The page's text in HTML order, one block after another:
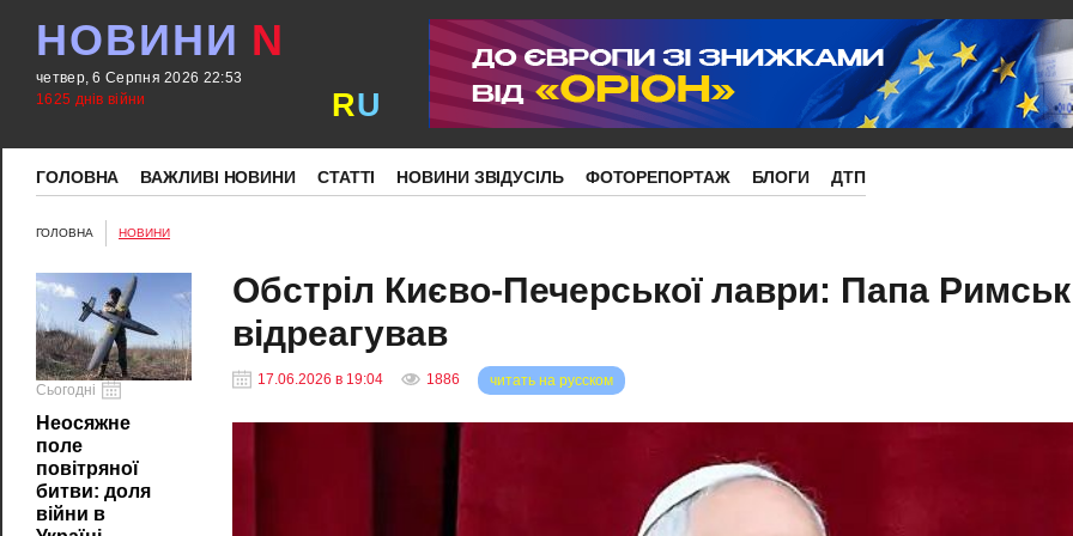
НОВИНИ N
четвер, 6 Серпня 2026 22:53
1625 днів війни
RU
ГОЛОВНА ВАЖЛИВІ НОВИНИ СТАТТІ НОВИНИ ЗВІДУСІЛЬ ФОТОРЕПОРТАЖ БЛОГИ ДТП
ГОЛОВНА НОВИНИ
Сьогодні
Неосяжне
поле
повітряної
битви: доля
війни в
Обстріл Києво-Печерської лаври: Папа
відреагував
17.06.2026 в 19:04 1886 читать на русском